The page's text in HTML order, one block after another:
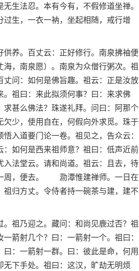
生法忍。本有今有，不假修道坐禅。
生，一衣一衲，坐起相随，戒行增
养。百丈云：正好修行。南泉拂袖便
，南泉愿）。南泉为众僧行粥次。祖
问：如何是佛旨趣。祖云：正是汝放
祖曰：来此拟须何事？曰：来求佛
甚么佛法？珠遂礼拜。问曰：阿那个
少，使用自在，何假向外求觅。珠于
入道要门论一卷。祖见之，告众云：
如何是西来祖师意？祖曰：低声近前
法堂云。请和尚道。祖云：且去，待
周，便去。 泐潭惟建禅师。一日在
归方丈。令侍者持一碗茶与建，建不
祖乃迎之。藏问：和尚见鹿过否？祖
箭射几个？曰：一箭射一个。祖曰：
：一箭射一群。曰：彼此是命，何用
下手处。祖曰：这汉，旷劫无明烦